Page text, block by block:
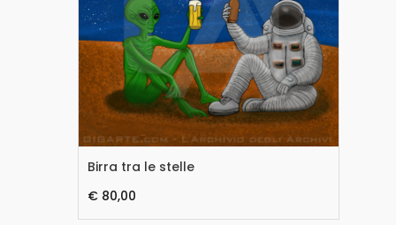
Birra tra le stelle
€ 80,00